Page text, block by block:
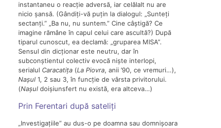
instantaneu o reacție adversă, iar celălalt nu are
nicio șansă. (Gândiți-vă puțin la dialogul: „Sunteți
sectanți.” „Ba nu, nu suntem.” Cine câștigă? Ce
imagine rămâne în capul celui care ascultă?) După
tiparul cunoscut, ea declamă: „gruparea MISA”.
Sensul din dicționar este neutru, dar în
subconștientul colectiv evocă niște interlopi,
serialul Caracatița(La Piovra, anii ’90, ce vremuri…),
Nașul1, 2 sau 3, în funcție de vârsta privitorului.
(Nașuldoișiunsfert nu există, era altceva…)
Prin Ferentari după sateliți
„Investigațiile” au dus-o pe doamna sau domnișoara